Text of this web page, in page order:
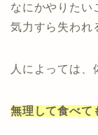
なにかやりたい
気力すら失わ
人によっては、
無理して食べて